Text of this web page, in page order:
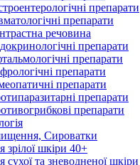
препарати
препарати
речовина
препарати
препарати
препарати
препарати
препарати
препарати
Сироватки
зрілої шкіри 40+
сухої та зневодненої шкіри